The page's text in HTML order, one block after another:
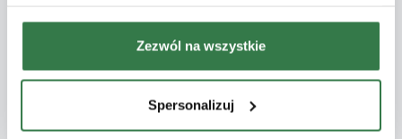
Zezwól na wszystkie
Spersonalizuj
Szukasz maszyny, która sprosta Twoim
wymaganiom? Zostaw dane, a nasz ekspert
dobierze optymalną specyfikację, sprawdzi